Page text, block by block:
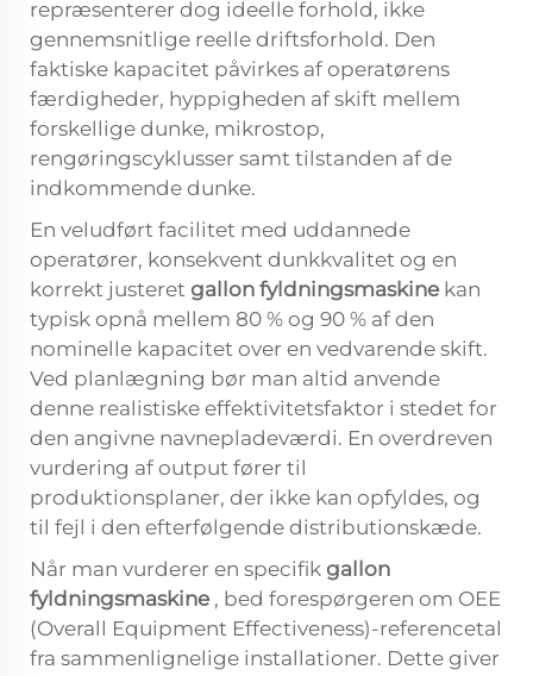
repræsenterer dog ideelle forhold, ikke
gennemsnitlige reelle driftsforhold. Den
faktiske kapacitet påvirkes af operatørens
færdigheder, hyppigheden af skift mellem
forskellige dunke, mikrostop,
rengøringscyklusser samt tilstanden af de
indkommende dunke.
En veludført facilitet med uddannede
operatører, konsekvent dunkkvalitet og en
korrekt justeret gallon fyldningsmaskine kan
typisk opnå mellem 80 % og 90 % af den
nominelle kapacitet over en vedvarende skift.
Ved planlægning bør man altid anvende
denne realistiske effektivitetsfaktor i stedet for
den angivne navnepladeværdi. En overdreven
vurdering af output fører til
produktionsplaner, der ikke kan opfyldes, og
til fejl i den efterfølgende distributionskæde.
Når man vurderer en specifik gallon
fyldningsmaskine , bed forespørgeren om OEE
(Overall Equipment Effectiveness)-referencetal
fra sammenlignelige installationer. Dette giver